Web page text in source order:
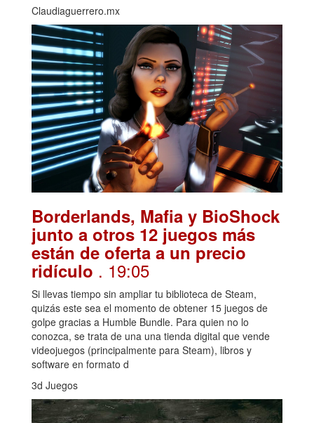
Claudiaguerrero.mx
Borderlands, Mafia y BioShock
junto a otros 12 juegos más
están de oferta a un precio
ridículo . 19:05
Si llevas tiempo sin ampliar tu biblioteca de Steam,
quizás este sea el momento de obtener 15 juegos de
golpe gracias a Humble Bundle. Para quien no lo
conozca, se trata de una una tienda digital que vende
videojuegos (principalmente para Steam), libros y
software en formato d
3d Juegos